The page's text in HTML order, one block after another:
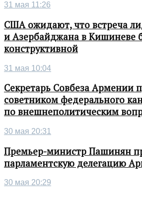
31 мая 11:26
США ожидают, что встреча
и Азербайджана в Кишиневе
конструктивной
31 мая 10:04
Секретарь Совбеза Армении
советником федерального
по внешнеполитическим
30 мая 20:31
Премьер-министр Пашинян
парламентскую делегацию
30 мая 20:29